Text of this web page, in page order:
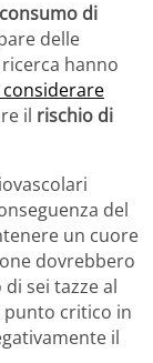
consumo di
delle
hanno
il rischio di
del
un cuore
dovrebbero
sei tazze al
punto critico in
il